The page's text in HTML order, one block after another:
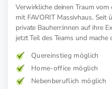
Verwirkliche deinen Traum vom
mit FAVORIT Massivhaus. Seit
private Bauherr:innen auf ihre
jetzt Teil des Teams und
Quereinstieg möglich
Home-office möglich
Nebenberuflich möglich